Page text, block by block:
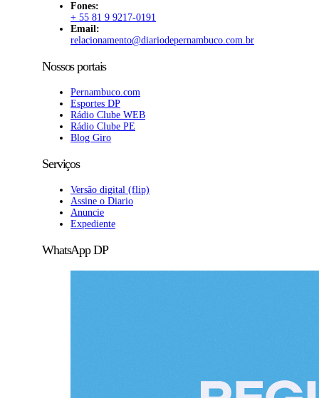
Fones:
+ 55 81 9 9217-0191
Email:
relacionamento@diariodepernambuco.com.br
Nossos portais
Pernambuco.com
Esportes DP
Rádio Clube WEB
Rádio Clube PE
Blog Giro
Serviços
Versão digital (flip)
Assine o Diario
Anuncie
Expediente
WhatsApp DP